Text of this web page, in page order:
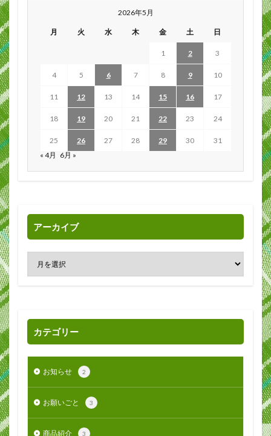
2026年5月
月 火 水 木 金 土 日
1 2 3
4 5 6 7 8 9 10
11 12 13 14 15 16 17
18 19 20 21 22 23 24
25 26 27 28 29 30
31
« 4月 6月 »
アーカイブ
カテゴリー
お知らせ 2
お願いごと 3
商品紹介 3